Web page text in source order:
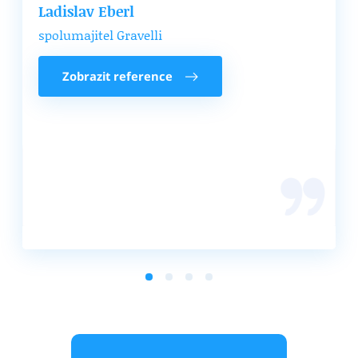
Ladislav Eberl
spolumajitel Gravelli
Zobrazit reference
Zobrazit reference
Zobrazit reference
nenahraditelný.
Ing. Martina Kašprišin
ředitelka Volcano Complex